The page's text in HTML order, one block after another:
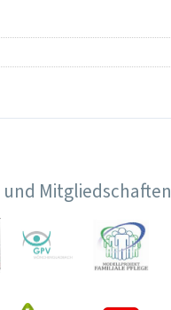
Mitgliedschaften